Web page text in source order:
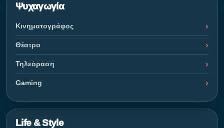
Ψυχαγωγία
Κινηματογράφος
Θέατρο
Τηλεόραση
Gaming
Life & Style